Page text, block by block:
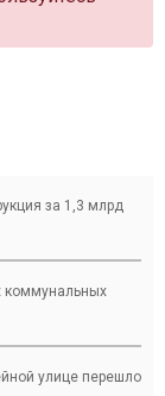
за 1,3 млрд
коммунальных
улице перешло